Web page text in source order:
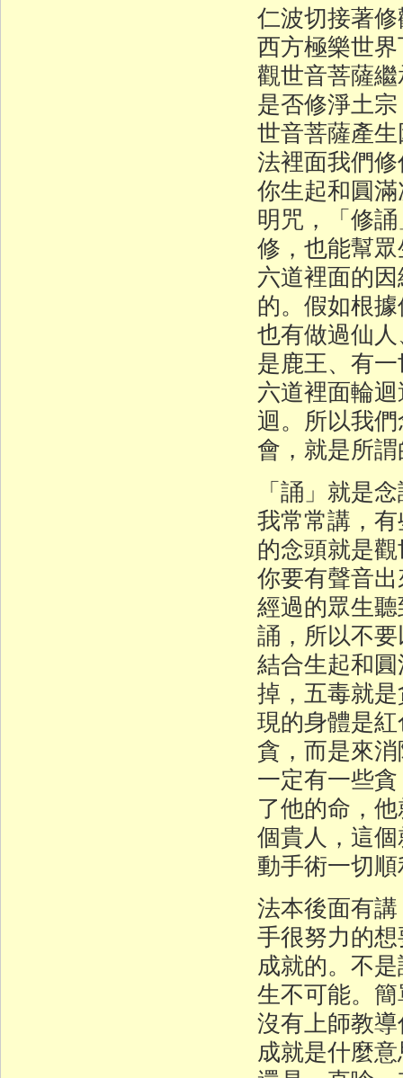
仁波切接著
西方極樂世
觀世音菩薩
是否修淨土
世音菩薩產
法裡面我們
你生起和圓
明咒，「修
修，也能幫
六道裡面的
的。假如根
也有做過仙
是鹿王、有
六道裡面輪
迴。所以我
會，就是所
「誦」就是
我常常講，
的念頭就是
你要有聲音
經過的眾生
誦，所以不
結合生起和
掉，五毒就
現的身體是
貪，而是來
一定有一些
了他的命，
個貴人，這
動手術一切
法本後面有
手很努力的
成就的。不
生不可能。
沒有上師教
成就是什麼